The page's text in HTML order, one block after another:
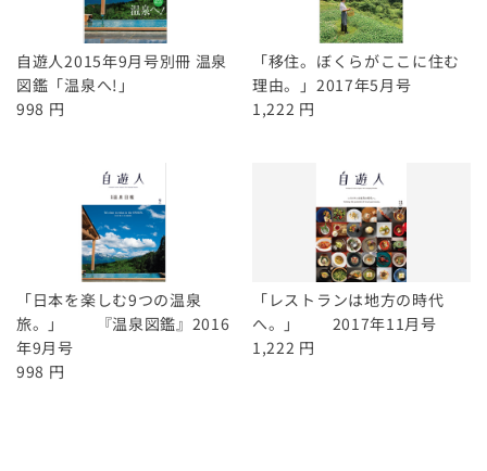
自遊人2015年9月号別冊 温泉
図鑑「温泉へ!」
998 円
「移住。ぼくらがここに住む
理由。」2017年5月号
1,222 円
「日本を楽しむ9つの温泉
旅。」 『温泉図鑑』2016
年9月号
998 円
「レストランは地方の時代
へ。」 2017年11月号
1,222 円